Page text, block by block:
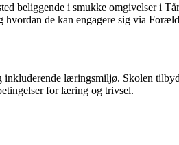
beliggende i smukke omgivelser i
hvordan de kan engagere sig via
læringsmiljø. Skolen
for læring og trivsel.